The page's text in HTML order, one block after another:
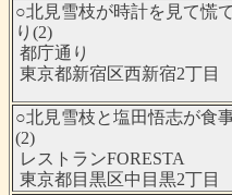
○北見雪枝が時計を見て慌
り(2)
都庁通り
東京都新宿区西新宿2丁目
○北見雪枝と塩田悟志が食
(2)
レストランFORESTA
東京都目黒区中目黒2丁目